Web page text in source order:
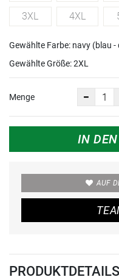
3XL 4XL
Gewählte Farbe: navy (blau -
Gewählte Größe:2XL
Menge
IN
AUF
PRODUKTDETAILS